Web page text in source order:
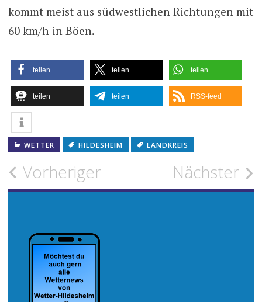
kommt meist aus südwestlichen Richtungen mit
60 km/h in Böen.
teilen teilen teilen
teilen teilen RSS-feed
WETTER HILDESHEIM LANDKREIS
Beitragsnavigation
Vorheriger Nächster